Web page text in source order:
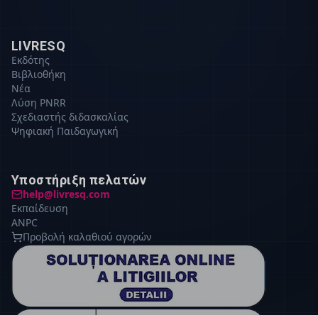
LIVRESQ
Εκδότης
Βιβλιοθήκη
Νέα
Λύση PNRR
Σχεδιαστής διδασκαλίας
Ψηφιακή Παιδαγωγική
Υποστήριξη πελατών
help@livresq.com
Εκπαίδευση
ANPC
Προβολή καλαθιού αγορών